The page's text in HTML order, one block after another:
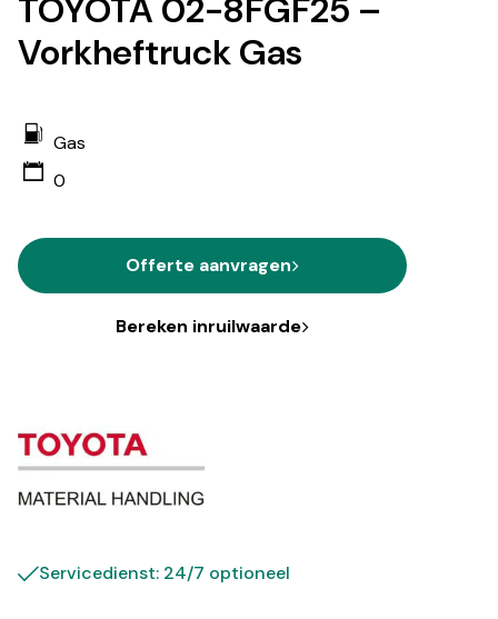
TOYOTA 02-8FGF25 –
Vorkheftruck Gas
Gas
0
Offerte aanvragen
Bereken inruilwaarde
Servicedienst: 24/7 optioneel